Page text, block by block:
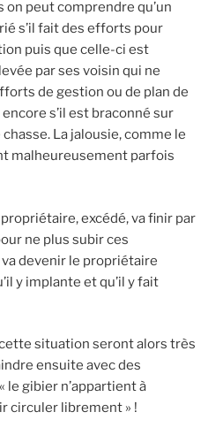
peut comprendre qu’un
s’il fait des efforts pour
puis que celle-ci est
par ses voisin qui ne
de gestion ou de plan de
s’il est braconné sur
La jalousie, comme le
malheureusement parfois
excédé, va finir par
ne plus subir ces
devenir le propriétaire
y implante et qu’il y fait
situation seront alors très
ensuite avec des
le gibier n’appartient à
circuler librement » !